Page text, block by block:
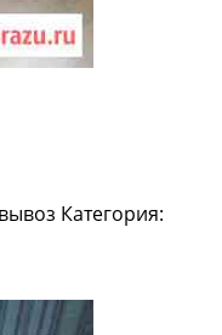
Категория: